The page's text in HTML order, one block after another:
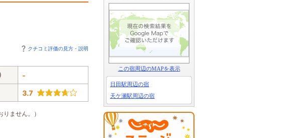
クチコミ評価の見方・説明
-
3.7
ません。）
この宿周辺のMAPを表示
日田駅周辺の宿
天ケ瀬駅周辺の宿